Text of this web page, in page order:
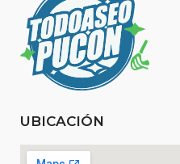
UBICACIÓN